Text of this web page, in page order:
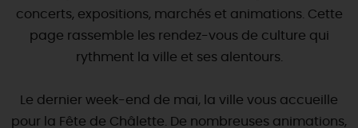
TOUT L'ART DE VIVRE
Rendez-vous de la nature en 2026
Où sortir ?
concerts, expositions, marchés et animations. Cette
page rassemble les rendez-vous de culture qui
rythment la ville et ses alentours.
Le dernier week-end de mai, la ville vous accueille
pour la Fête de Châlette. De nombreuses animations,